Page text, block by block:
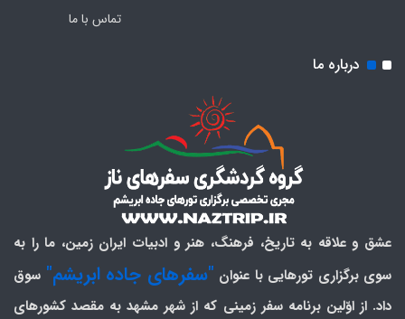
تماس با ما
درباره ما
عشق و علاقه به تاریخ، فرهنگ، هنر و ادبیات ایران زمین، ما را به
سوی برگزاری تورهایی با عنوان "سفرهای جاده ابریشم" سوق
داد. از اوّلین برنامه سفر زمینی که از شهر مشهد به مقصد کشورهای